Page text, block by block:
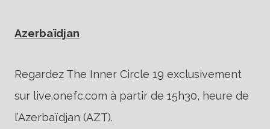
Azerbaïdjan
Regardez The Inner Circle 19 exclusivement
sur live.onefc.com à partir de 15h30, heure de
l’Azerbaïdjan (AZT).